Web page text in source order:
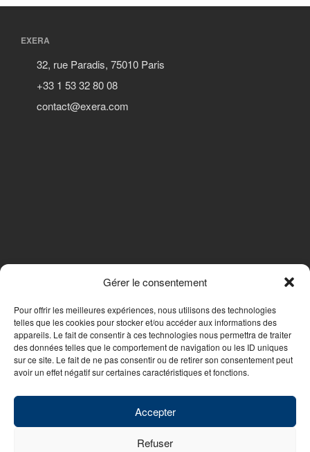
Gérer le consentement
Pour offrir les meilleures expériences, nous utilisons des technologies
telles que les cookies pour stocker et/ou accéder aux informations des
appareils. Le fait de consentir à ces technologies nous permettra de traiter
des données telles que le comportement de navigation ou les ID uniques
sur ce site. Le fait de ne pas consentir ou de retirer son consentement peut
avoir un effet négatif sur certaines caractéristiques et fonctions.
Accepter
Refuser
EXERA
32, rue Paradis, 75010 Paris
+33 1 53 32 80 08
contact@exera.com
Nous contacter
© 2026 - WebDesign PFS Concept Toulon|Mentions légales|Politique